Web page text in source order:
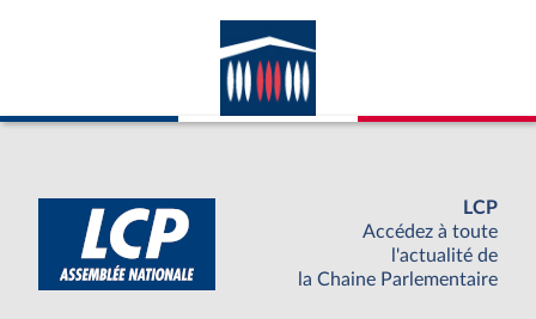
LCP
Accédez à toute
l'actualité de
la Chaine Parlementaire